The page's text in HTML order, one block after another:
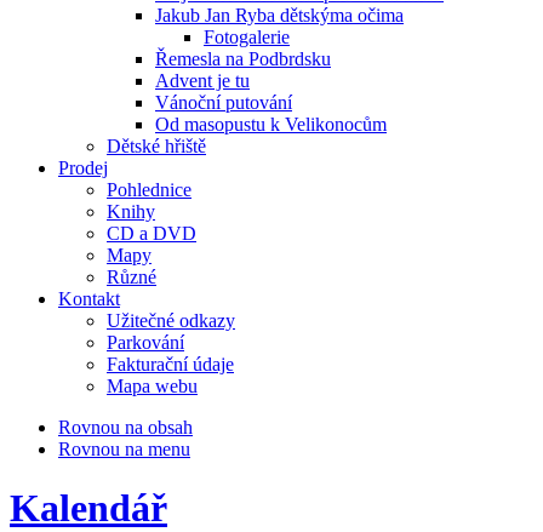
Jakub Jan Ryba dětskýma očima
Fotogalerie
Řemesla na Podbrdsku
Advent je tu
Vánoční putování
Od masopustu k Velikonocům
Dětské hřiště
Prodej
Pohlednice
Knihy
CD a DVD
Mapy
Různé
Kontakt
Užitečné odkazy
Parkování
Fakturační údaje
Mapa webu
Rovnou na obsah
Rovnou na menu
Kalendář